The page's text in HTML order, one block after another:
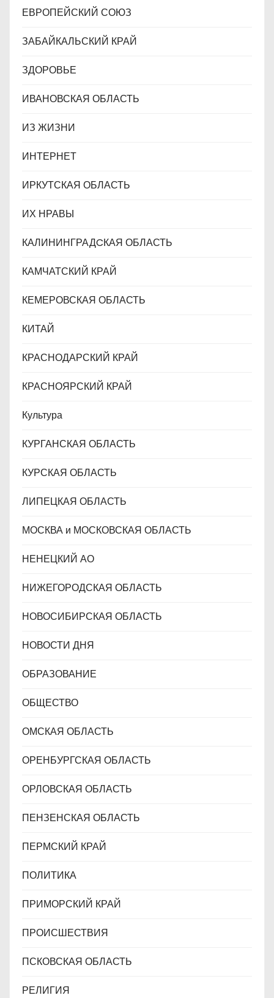
ЕВРОПЕЙСКИЙ СОЮЗ
ЗАБАЙКАЛЬСКИЙ КРАЙ
ЗДОРОВЬЕ
ИВАНОВСКАЯ ОБЛАСТЬ
ИЗ ЖИЗНИ
ИНТЕРНЕТ
ИРКУТСКАЯ ОБЛАСТЬ
ИХ НРАВЫ
КАЛИНИНГРАДCКАЯ ОБЛАСТЬ
КАМЧАТСКИЙ КРАЙ
КЕМЕРОВСКАЯ ОБЛАСТЬ
КИТАЙ
КРАСНОДАРСКИЙ КРАЙ
КРАСНОЯРСКИЙ КРАЙ
Культура
КУРГАНСКАЯ ОБЛАСТЬ
КУРСКАЯ ОБЛАСТЬ
ЛИПЕЦКАЯ ОБЛАСТЬ
МОСКВА и МОСКОВСКАЯ ОБЛАСТЬ
НЕНЕЦКИЙ АО
НИЖЕГОРОДСКАЯ ОБЛАСТЬ
НОВОСИБИРСКАЯ ОБЛАСТЬ
НОВОСТИ ДНЯ
ОБРАЗОВАНИЕ
ОБЩЕСТВО
ОМСКАЯ ОБЛАСТЬ
ОРЕНБУРГСКАЯ ОБЛАСТЬ
ОРЛОВСКАЯ ОБЛАСТЬ
ПЕНЗЕНСКАЯ ОБЛАСТЬ
ПЕРМСКИЙ КРАЙ
ПОЛИТИКА
ПРИМОРСКИЙ КРАЙ
ПРОИСШЕСТВИЯ
ПСКОВСКАЯ ОБЛАСТЬ
РЕЛИГИЯ